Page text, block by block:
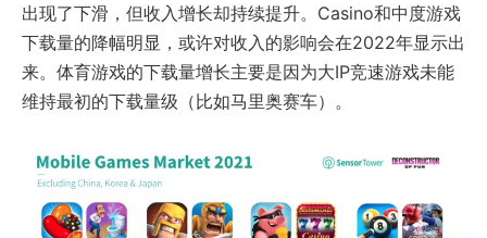
出现了下滑，但收入增长却持续提升。Casino和中度游戏
下载量的降幅明显，或许对收入的影响会在2022年显示出
来。体育游戏的下载量增长主要是因为大IP竞速游戏未能
维持最初的下载量级（比如马里奥赛车）。